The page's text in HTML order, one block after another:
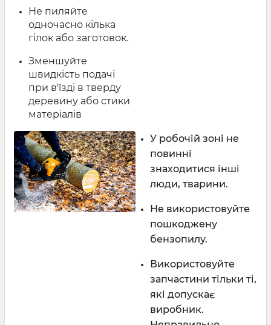
Не пиляйте
одночасно кілька
гілок або заготовок.
Зменшуйте
швидкість подачі
при в'їзді в тверду
деревину або стики
матеріалів
У робочій зоні не
повинні
знаходитися інші
люди, тварини.
Не використовуйте
пошкоджену
бензопилу.
Використовуйте
запчастини тільки ті,
які допускає
виробник.